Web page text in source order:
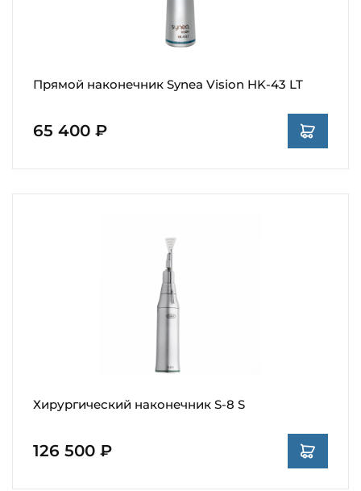
Прямой наконечник Synea Vision HK-43 LT
65 400 ₽
Хирургический наконечник S-8 S
126 500 ₽